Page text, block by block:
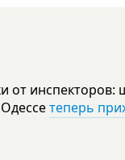
от инспекторов:
теперь